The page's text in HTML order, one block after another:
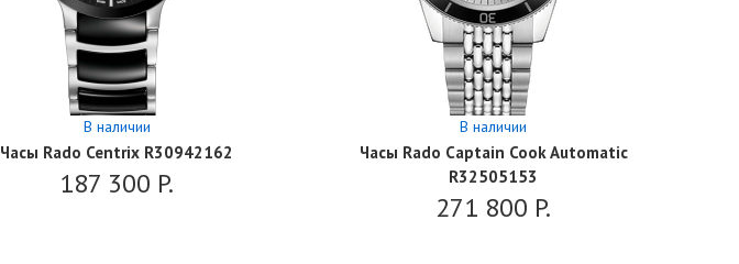
В наличии
Часы Rado Centrix R30942162
187 300 P.
В наличии
Часы Rado Captain Cook Automatic
R32505153
271 800 P.